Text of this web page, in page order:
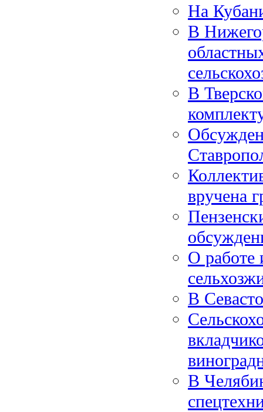
На
В
В
вручена
О работе
В
В